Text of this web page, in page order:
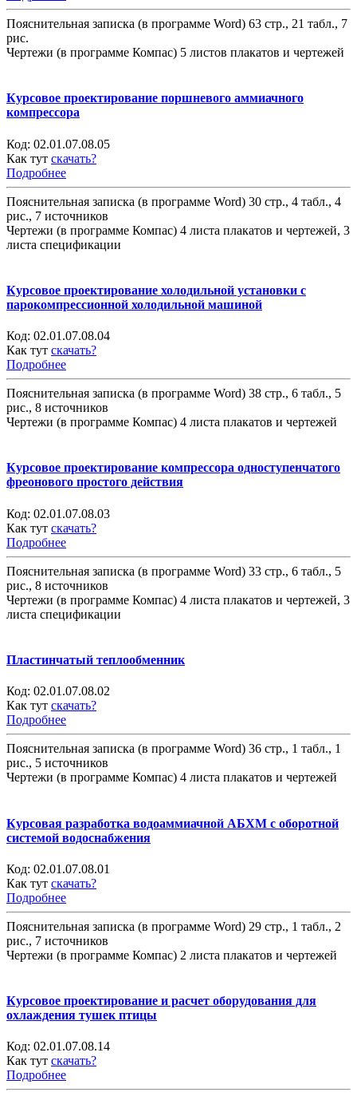
Пояснительная записка (в программе Word) 63 стр., 21 табл., 7
рис.
Чертежи (в программе Компас) 5 листов плакатов и чертежей
Курсовое проектирование поршневого аммиачного
компрессора
Код: 02.01.07.08.05
Как тут скачать?
Подробнее
Пояснительная записка (в программе Word) 30 стр., 4 табл., 4
рис., 7 источников
Чертежи (в программе Компас) 4 листа плакатов и чертежей, 3
листа спецификации
Курсовое проектирование холодильной установки с
парокомпрессионной холодильной машиной
Код: 02.01.07.08.04
Как тут скачать?
Подробнее
Пояснительная записка (в программе Word) 38 стр., 6 табл., 5
рис., 8 источников
Чертежи (в программе Компас) 4 листа плакатов и чертежей
Курсовое проектирование компрессора одноступенчатого
фреонового простого действия
Код: 02.01.07.08.03
Как тут скачать?
Подробнее
Пояснительная записка (в программе Word) 33 стр., 6 табл., 5
рис., 8 источников
Чертежи (в программе Компас) 4 листа плакатов и чертежей, 3
листа спецификации
Пластинчатый теплообменник
Код: 02.01.07.08.02
Как тут скачать?
Подробнее
Пояснительная записка (в программе Word) 36 стр., 1 табл., 1
рис., 5 источников
Чертежи (в программе Компас) 4 листа плакатов и чертежей
Курсовая разработка водоаммиачной АБХМ с оборотной
системой водоснабжения
Код: 02.01.07.08.01
Как тут скачать?
Подробнее
Пояснительная записка (в программе Word) 29 стр., 1 табл., 2
рис., 7 источников
Чертежи (в программе Компас) 2 листа плакатов и чертежей
Курсовое проектирование и расчет оборудования для
охлаждения тушек птицы
Код: 02.01.07.08.14
Как тут скачать?
Подробнее